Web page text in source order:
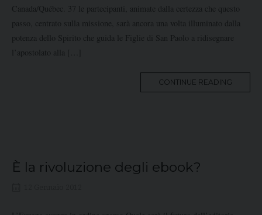
Canada/Québec. 37 le partecipanti, animate dalla certezza che questo
passo, centrato sulla missione, sarà ancora una volta illuminato dalla
potenza dello Spirito che guida le Figlie di San Paolo a ridisegnare
l’apostolato alla […]
CONTINUE READING
È la rivoluzione degli ebook?